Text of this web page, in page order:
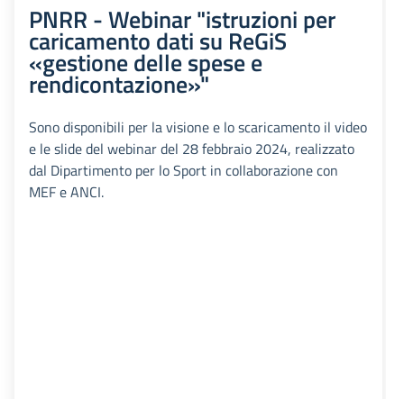
PNRR - Webinar "istruzioni per
caricamento dati su ReGiS
«gestione delle spese e
rendicontazione»"
Sono disponibili per la visione e lo scaricamento il video
e le slide del webinar del 28 febbraio 2024, realizzato
dal Dipartimento per lo Sport in collaborazione con
MEF e ANCI.